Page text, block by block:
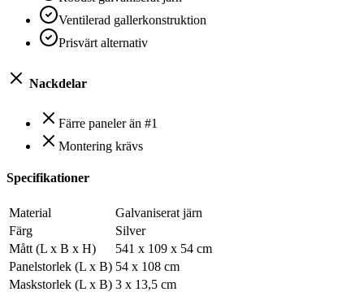
Ventilerad gallerkonstruktion
Prisvärt alternativ
Nackdelar
Färre paneler än #1
Montering krävs
Specifikationer
Material
Galvaniserat järn
Färg
Silver
Mått (L x B x H)
541 x 109 x 54 cm
Panelstorlek (L x B) 54 x 108 cm
Maskstorlek (L x B) 3 x 13,5 cm